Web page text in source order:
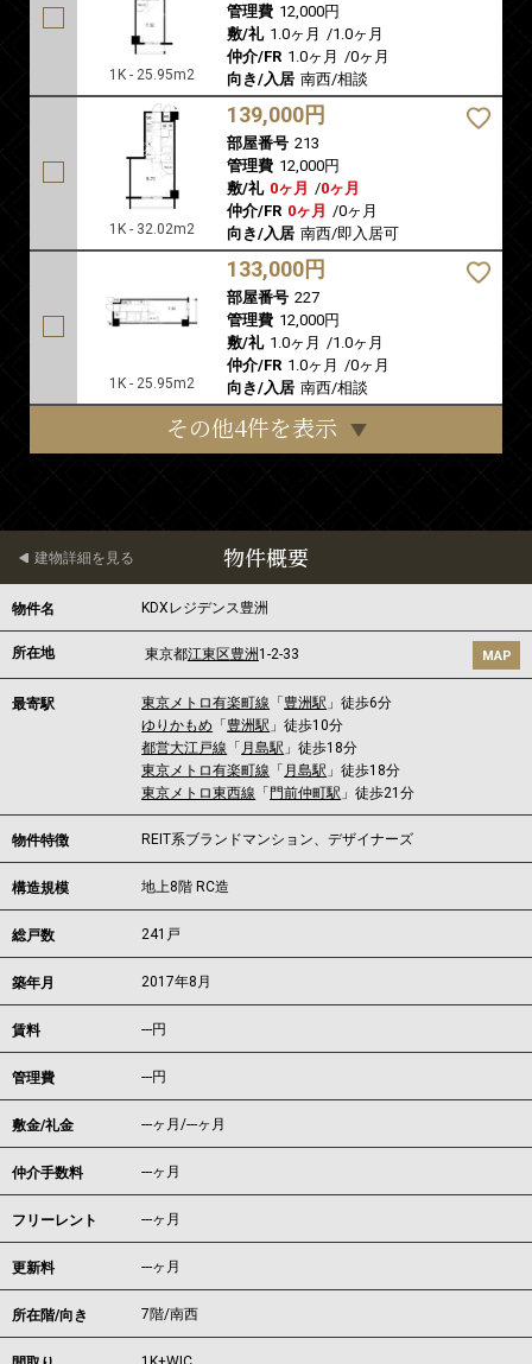
1K - 25.95m2
管理費 12,000円
敷/礼 1.0ヶ月 /1.0ヶ月
仲介/FR 1.0ヶ月 /0ヶ月
向き/入居 南西/相談
1K - 32.02m2
139,000円
部屋番号 213
管理費 12,000円
敷/礼 0ヶ月 /0ヶ月
仲介/FR 0ヶ月 /0ヶ月
向き/入居 南西/即入居可
1K - 25.95m2
133,000円
部屋番号 227
管理費 12,000円
敷/礼 1.0ヶ月 /1.0ヶ月
仲介/FR 1.0ヶ月 /0ヶ月
向き/入居 南西/相談
その他4件を表示
物件概要
建物詳細を見る
物件名 KDXレジデンス豊洲
所在地 東京都江東区豊洲 1-2-33 MAP
最寄駅 東京メトロ有楽町線 「 豊洲駅 」徒歩6分
ゆりかもめ 「 豊洲駅 」徒歩10分
都営大江戸線 「 月島駅 」徒歩18分
東京メトロ有楽町線 「 月島駅 」徒歩18分
東京メトロ東西線 「 門前仲町駅 」徒歩21分
物件特徴 REIT系ブランドマンション、デザイナーズ
構造規模 地上8階 RC造
総戸数 241戸
築年月 2017年8月
賃料 ---円
管理費 ---円
敷金/礼金 ---ヶ月/---ヶ月
仲介手数料 ---ヶ月
フリーレント ---ヶ月
更新料 ---ヶ月
所在階/向き 7階/南西